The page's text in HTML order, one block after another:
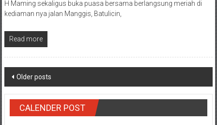
H Maming sekaligus buka puasa bersama berlangsung meriah di
kediaman nya jalan Manggis, Batulicin,
Read more
Posts
navigation
Older posts
CALENDER POST